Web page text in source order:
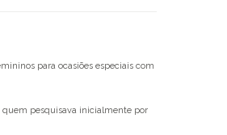
para ocasiões especiais com
quem pesquisava inicialmente por